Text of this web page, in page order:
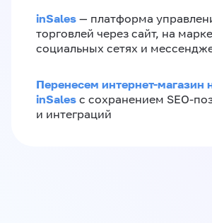
inSales — платформа
торговлей через сайт, на
социальных сетях и
Перенесем интернет-магазин
inSales с сохранением SEO-
и интеграций